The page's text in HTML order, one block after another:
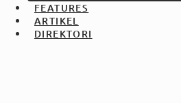
FEATURES
ARTIKEL
DIREKTORI